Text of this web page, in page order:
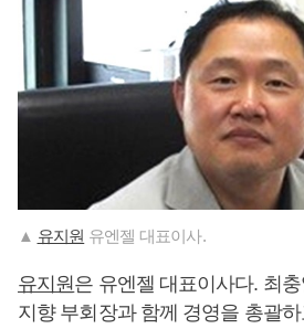
▲ 유지원 유엔젤 대표이사.
유지원은 유엔젤 대표이사다. 최
지향 부회장과 함께 경영을 총괄